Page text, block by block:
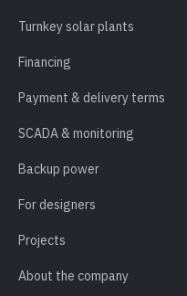
Turnkey solar plants
Financing
Payment & delivery terms
SCADA & monitoring
Backup power
For designers
Projects
About the company